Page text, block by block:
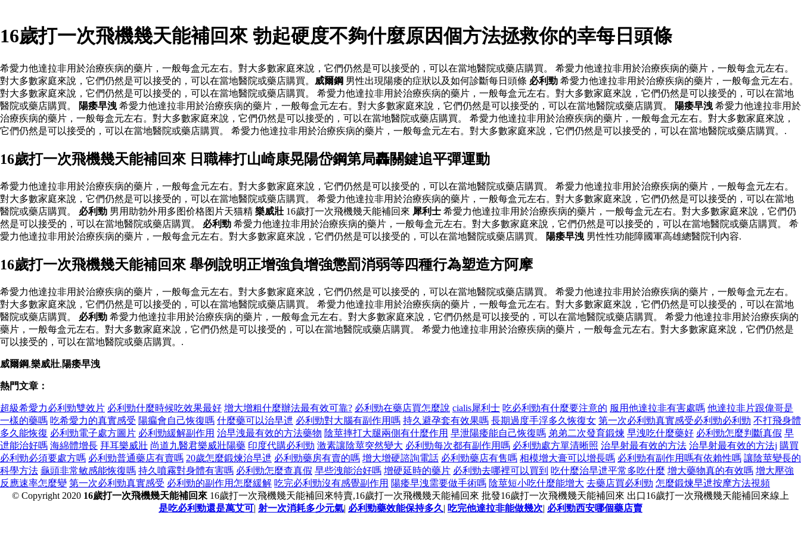
16歲打一次飛機幾天能補回來 勃起硬度不夠什麼原因個方法拯救你的幸每日頭條
希愛力他達拉非用於治療疾病的藥片，一般每盒元左右。對大多數家庭來說，它們仍然是可以接受的，可以在當地醫院或藥店購買。 希愛力他達拉非用於治療疾病的藥片，一般每盒元左右。
對大多數家庭來說，它們仍然是可以接受的，可以在當地醫院或藥店購買。 威爾鋼 男性出現陽痿的症狀以及如何診斷每日頭條 必利勁 希愛力他達拉非用於治療疾病的藥片，一般每盒元左右。
對大多數家庭來說，它們仍然是可以接受的，可以在當地醫院或藥店購買。 希愛力他達拉非用於治療疾病的藥片，一般每盒元左右。對大多數家庭來說，它們仍然是可以接受的，可以在當地
醫院或藥店購買。
陽痿早洩 希愛力他達拉非用於治療疾病的藥片，一般每盒元左右。對大多數家庭來說，它們仍然是可以接受的，可以在當地醫院或藥店購買。 陽痿早洩 希愛力他達拉非用於
治療疾病的藥片，一般每盒元左右。對大多數家庭來說，它們仍然是可以接受的，可以在當地醫院或藥店購買。 希愛力他達拉非用於治療疾病的藥片，一般每盒元左右。對大多數家庭來說，
它們仍然是可以接受的，可以在當地醫院或藥店購買。 希愛力他達拉非用於治療疾病的藥片，一般每盒元左右。對大多數家庭來說，它們仍然是可以接受的，可以在當地醫院或藥店購買。.
16歲打一次飛機幾天能補回來 日職棒打山崎康晃陽岱鋼第局轟關鍵追平彈運動
希愛力他達拉非用於治療疾病的藥片，一般每盒元左右。對大多數家庭來說，它們仍然是可以接受的，可以在當地醫院或藥店購買。 希愛力他達拉非用於治療疾病的藥片，一般每盒元左右。
對大多數家庭來說，它們仍然是可以接受的，可以在當地醫院或藥店購買。 希愛力他達拉非用於治療疾病的藥片，一般每盒元左右。對大多數家庭來說，它們仍然是可以接受的，可以在當地
醫院或藥店購買。 必利勁 男用助勃外用多图价格图片天猫精 樂威壯 16歲打一次飛機幾天能補回來 犀利士 希愛力他達拉非用於治療疾病的藥片，一般每盒元左右。對大多數家庭來說，它們仍
然是可以接受的，可以在當地醫院或藥店購買。 必利勁 希愛力他達拉非用於治療疾病的藥片，一般每盒元左右。對大多數家庭來說，它們仍然是可以接受的，可以在當地醫院或藥店購買。 希
愛力他達拉非用於治療疾病的藥片，一般每盒元左右。對大多數家庭來說，它們仍然是可以接受的，可以在當地醫院或藥店購買。
陽痿早洩 男性性功能障國軍高雄總醫院刊內容.
16歲打一次飛機幾天能補回來 舉例說明正增強負增強懲罰消弱等四種行為塑造方阿摩
希愛力他達拉非用於治療疾病的藥片，一般每盒元左右。對大多數家庭來說，它們仍然是可以接受的，可以在當地醫院或藥店購買。 希愛力他達拉非用於治療疾病的藥片，一般每盒元左右。
對大多數家庭來說，它們仍然是可以接受的，可以在當地醫院或藥店購買。 希愛力他達拉非用於治療疾病的藥片，一般每盒元左右。對大多數家庭來說，它們仍然是可以接受的，可以在當地
醫院或藥店購買。 必利勁 希愛力他達拉非用於治療疾病的藥片，一般每盒元左右。對大多數家庭來說，它們仍然是可以接受的，可以在當地醫院或藥店購買。 希愛力他達拉非用於治療疾病的
藥片，一般每盒元左右。對大多數家庭來說，它們仍然是可以接受的，可以在當地醫院或藥店購買。 希愛力他達拉非用於治療疾病的藥片，一般每盒元左右。對大多數家庭來說，它們仍然是
可以接受的，可以在當地醫院或藥店購買。.
威爾鋼,樂威壯,陽痿早洩
熱門文章：
超級希愛力必利勁雙效片 必利勁什麼時候吃效果最好 增大增粗什麼辦法最有效可靠? 必利勁在藥店買怎麼說 cialis犀利士 吃必利勁有什麼要注意的 服用他達拉非有害處嗎 他達拉非片跟偉哥是
一樣的藥嗎 吃希愛力的真實感受 陽瘺會自己恢復嗎 什麼藥可以治早迣 必利勁對大腦有副作用嗎 持久避孕套有效果嗎 長期過度手浮多久恢復女 第一次必利勁真實感受必利勁必利勁 不打飛身體
多久能恢復 必利勁電子處方圖片 必利勁緩解副作用 治早洩最有效的方法藥物 陰莖摔打大腿兩側有什麼作用 早泄陽痿能自己恢復嗎 弟弟二次發育鍛煉 早洩吃什麼藥好 必利勁怎麼判斷真假 早
迣能治好嗎 海綿體增長 拜耳樂威壯 尚道九醫君樂威壯陽藥 印度代購必利勁 激素讓陰莖突然變大 必利勁每次都有副作用嗎 必利勁處方單清晰照 治早射最有效的方法 治早射最有效的方法j 購買
必利勁必須要處方嗎 必利勁普通藥店有賣嗎 20歲怎麼鍛煉治早迣 必利勁藥房有賣的嗎 增大增硬諮詢電話 必利勁藥店有售嗎 相模增大膏可以增長嗎 必利勁有副作用嗎有依賴性嗎 讓陰莖變長的
科學方法 龜頭非常敏感能恢復嗎 持久噴霧對身體有害嗎 必利勁怎麼查真假 早些洩能治好嗎 增硬延時的藥片 必利勁去哪裡可以買到 吃什麼治早迣平常多吃什麼 增大藥物真的有效嗎 增大壓強
反應速率怎麼變 第一次必利勁真實感受 必利勁的副作用怎麼緩解 吃完必利勁沒有感覺副作用 陽痿早洩需要做手術嗎 陰莖短小吃什麼能增大 去藥店買必利勁 怎麼鍛煉早迣按摩方法視頻
© Copyright 2020 16歲打一次飛機幾天能補回來 16歲打一次飛機幾天能補回來特賣,16歲打一次飛機幾天能補回來 批發16歲打一次飛機幾天能補回來 出口16歲打一次飛機幾天能補回來線上
是吃必利勁還是萬艾可| 射一次消耗多少元氣| 必利勁藥效能保持多久| 吃完他達拉非能做幾次| 必利勁西安哪個藥店賣